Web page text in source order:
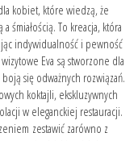
kobiet, które wiedzą, że
śmiałością. To kreacja, która
indywidualność i pewność
Eva są stworzone dla
się odważnych rozwiązań.
koktajli, ekskluzywnych
w eleganckiej restauracji.
zestawić zarówno z